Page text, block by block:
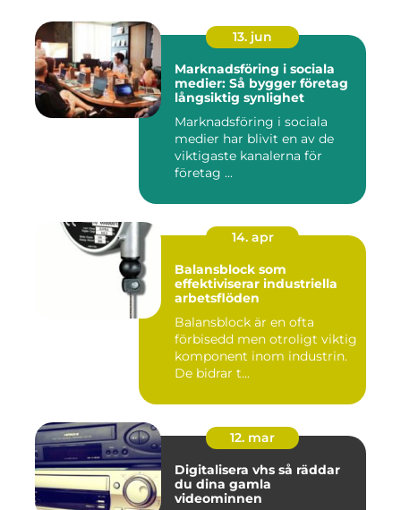
13. jun
Marknadsföring i sociala
medier: Så bygger företag
långsiktig synlighet
Marknadsföring i sociala
medier har blivit en av de
viktigaste kanalerna för
företag ...
14. apr
Balansblock som
effektiviserar industriella
arbetsflöden
Balansblock är en ofta
förbisedd men otroligt viktig
komponent inom industrin.
De bidrar t...
12. mar
Digitalisera vhs så räddar
du dina gamla
videominnen